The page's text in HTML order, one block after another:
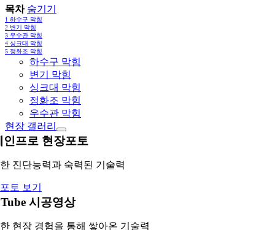
목차 숨기기
1 하수구 막힘
2 변기 막힘
3 우수관 막힘
4 싱크대 막힘
5 정화조 막힘
하수구 막힘
변기 막힘
싱크대 막힘
정화조 막힘
우수관 막힘
현장 갤러리
인프로 현장포토
진단능력과 숙력된 기술력
토 보기
시공영상
현장 경험을 통해 쌓아온 기술력